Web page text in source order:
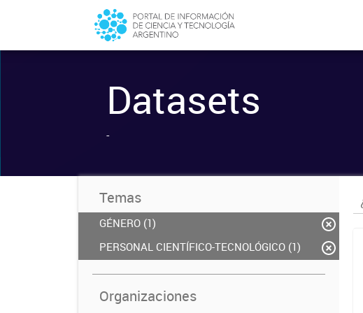
Datasets
-
Temas
GÉNERO (1)
PERSONAL CIENTÍFICO-TECNOLÓGICO (1)
Organizaciones